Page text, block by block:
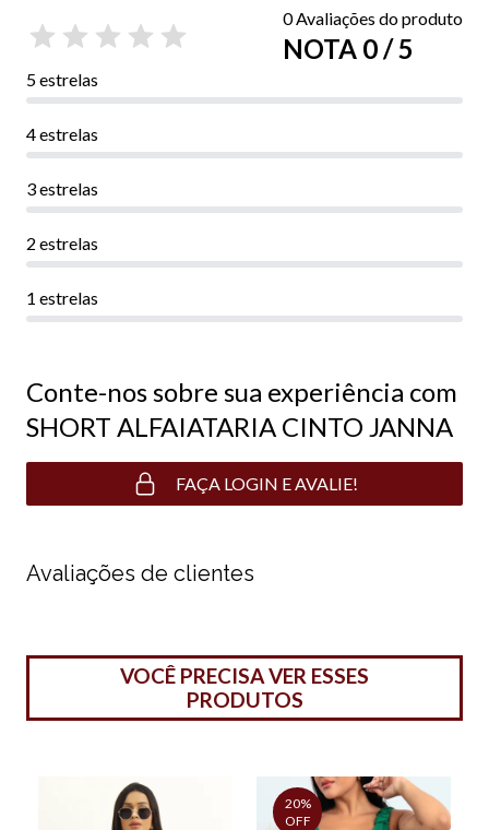
0 Avaliações do produto
NOTA 0 / 5
5 estrelas
4 estrelas
3 estrelas
2 estrelas
1 estrelas
Conte-nos sobre sua experiência com
SHORT ALFAIATARIA CINTO JANNA
FAÇA LOGIN E AVALIE!
Avaliações de clientes
VOCÊ PRECISA VER ESSES
PRODUTOS
20%
OFF